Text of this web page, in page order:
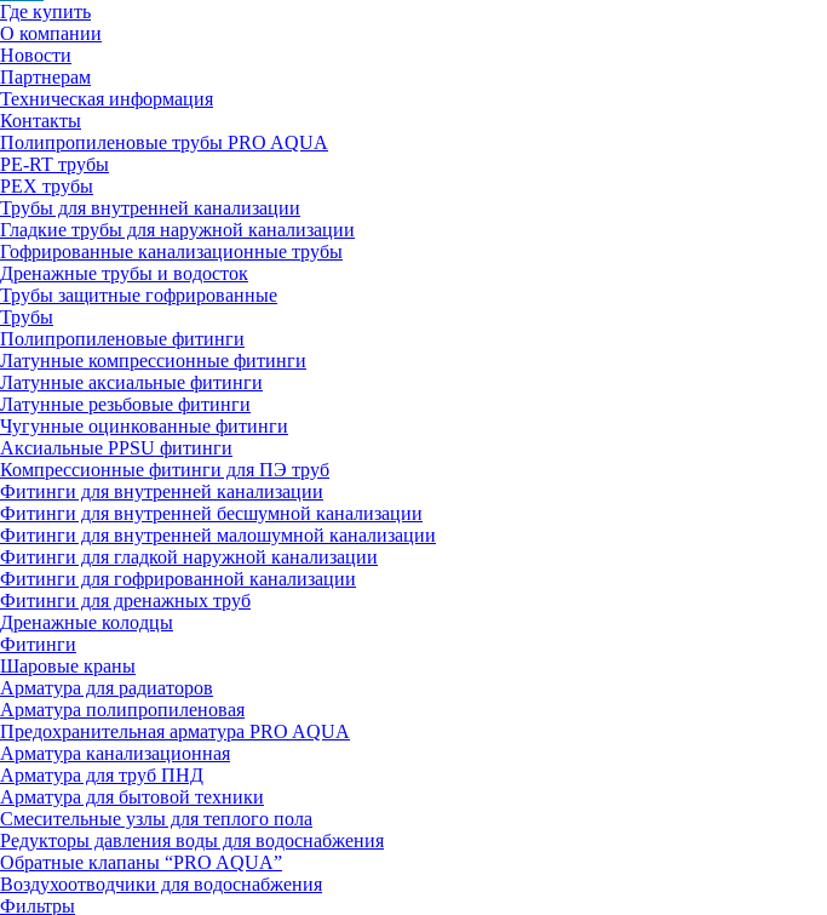
Где купить
О компании
Новости
Партнерам
Техническая информация
Контакты
Полипропиленовые трубы PRO AQUA
PE-RT трубы
PEX трубы
Трубы для внутренней канализации
Гладкие трубы для наружной канализации
Гофрированные канализационные трубы
Дренажные трубы и водосток
Трубы защитные гофрированные
Трубы
Полипропиленовые фитинги
Латунные компрессионные фитинги
Латунные аксиальные фитинги
Латунные резьбовые фитинги
Чугунные оцинкованные фитинги
Аксиальные PPSU фитинги
Компрессионные фитинги для ПЭ труб
Фитинги для внутренней канализации
Фитинги для внутренней бесшумной канализации
Фитинги для внутренней малошумной канализации
Фитинги для гладкой наружной канализации
Фитинги для гофрированной канализации
Фитинги для дренажных труб
Дренажные колодцы
Фитинги
Шаровые краны
Арматура для радиаторов
Арматура полипропиленовая
Предохранительная арматура PRO AQUA
Арматура канализационная
Арматура для труб ПНД
Арматура для бытовой техники
Смесительные узлы для теплого пола
Редукторы давления воды для водоснабжения
Обратные клапаны “PRO AQUA”
Воздухоотводчики для водоснабжения
Фильтры